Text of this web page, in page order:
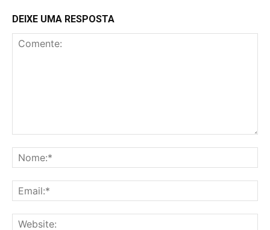
DEIXE UMA RESPOSTA